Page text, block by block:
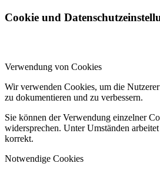
Cookie und
Verwendung von Cookies
Wir verwenden Cookies, um die
zu dokumentieren und zu verbessern.
Sie können der Verwendung einzelner
widersprechen. Unter Umständen
korrekt.
Notwendige Cookies